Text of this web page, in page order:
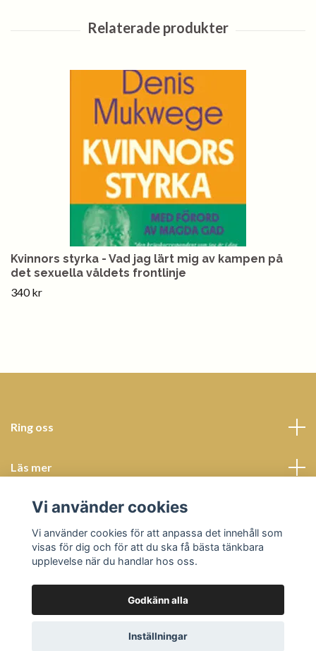
Kvinnors styrka - Vad jag lärt mig av kampen på
det sexuella våldets frontlinje
340 kr
Ring oss
Läs mer
Sociala medier
© 2026 Butik BohèmePowered by Quickbutik
Vi använder cookies
Vi använder cookies för att anpassa det innehåll som
visas för dig och för att du ska få bästa tänkbara
upplevelse när du handlar hos oss.
Godkänn alla
Inställningar